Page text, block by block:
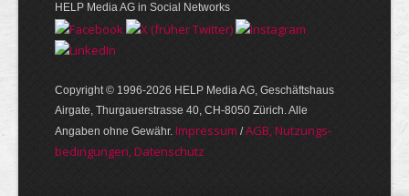
HELP Media AG in Social Networks
Copyright © 1996-2026 HELP Media AG, Geschäftshaus
Airgate, Thurgauer­strasse 40, CH-8050 Zürich. Alle
Angaben ohne Gewähr. Im­pres­sum /AGB, Nut­zungs­
bedin­gungen, Daten­schutz